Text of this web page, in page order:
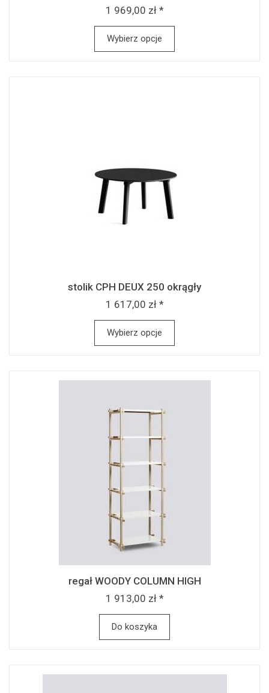
1 969,00 zł *
Wybierz opcje
stolik CPH DEUX 250 okrągły
1 617,00 zł *
Wybierz opcje
regał WOODY COLUMN HIGH
1 913,00 zł *
Do koszyka